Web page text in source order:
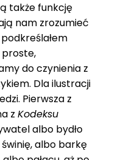
także funkcję
nam zrozumieć
proste,
do czynienia z
Dla ilustracji
Pierwsza z
z Kodeksu
albo bydło
albo barkę